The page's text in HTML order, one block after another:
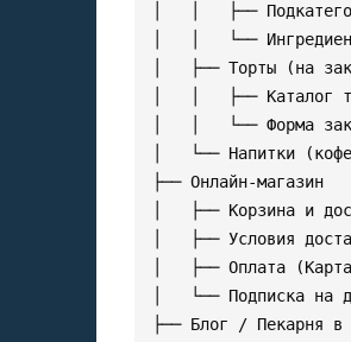
│   │   ├──
│   │   └──
│   ├── Торты (на
│   │   ├── Каталог
│   │   └── Форма
│   └── Напитки
├── Онлайн-магазин
│   ├── Корзина и
│   ├── Условия
│   ├── Оплата
│   └── Подписка на
├── Блог / Пекарня в